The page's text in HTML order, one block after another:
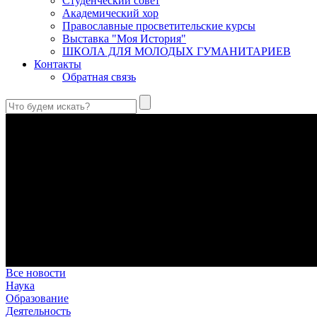
Академический хор
Православные просветительские курсы
Выставка "Моя История"
ШКОЛА ДЛЯ МОЛОДЫХ ГУМАНИТАРИЕВ
Контакты
Обратная связь
Все новости
Наука
Образование
Деятельность